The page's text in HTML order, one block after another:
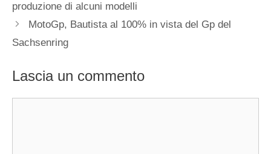
produzione di alcuni modelli
MotoGp, Bautista al 100% in vista del Gp del
Sachsenring
Lascia un commento